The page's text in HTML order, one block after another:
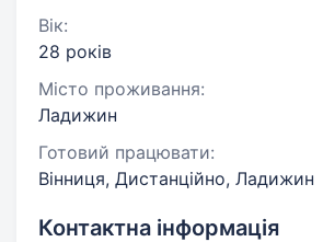
Вік:
28 років
Місто проживання:
Ладижин
Готовий працювати:
Вінниця, Дистанційно, Ладижин
Контактна інформація